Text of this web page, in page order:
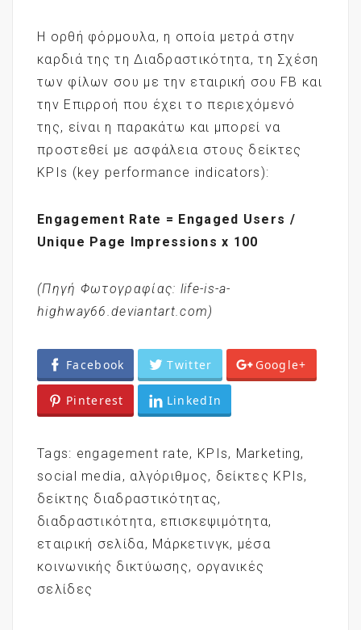
Η ορθή φόρμουλα, η οποία μετρά στην
καρδιά της τη Διαδραστικότητα, τη Σχέση
των φίλων σου με την εταιρική σου FB και
την Επιρροή που έχει το περιεχόμενό
της, είναι η παρακάτω και μπορεί να
προστεθεί με ασφάλεια στους δείκτες
KPIs (key performance indicators):
Engagement Rate = Engaged Users /
Unique Page Impressions x 100
(Πηγή Φωτογραφίας: life-is-a-
highway66.deviantart.com)
Facebook Twitter Google+
Pinterest LinkedIn
Tags: engagement rate, KPIs, Marketing,
social media, αλγόριθμος, δείκτες KPIs,
δείκτης διαδραστικότητας,
διαδραστικότητα, επισκεψιμότητα,
εταιρική σελίδα, Μάρκετινγκ, μέσα
κοινωνικής δικτύωσης, οργανικές
σελίδες